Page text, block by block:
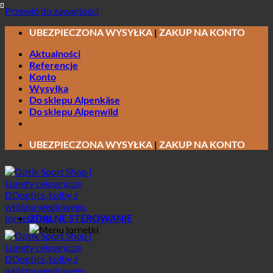
Przewiń do zawartości
UBEZPIECZONA WYSYŁKA | ZAKUP NA KONTO
Aktualności
Referencje
Konto
Wysyłka
Do sklepu Alpenkäse
Do sklepu Alpenwild
UBEZPIECZONA WYSYŁKA | ZAKUP NA KONTO
ZDALNE STEROWANIE